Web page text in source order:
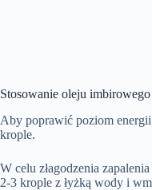
Stosowanie oleju
Aby poprawić poziom
krople.
W celu złagodzenia
2-3 krople z łyżką wody i